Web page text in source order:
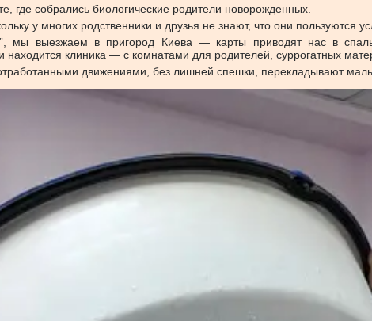
где собрались биологические родители новорожденных.
у многих родственники и друзья не знают, что они пользуются
мы выезжаем в пригород Киева — карты приводят нас в
находится клиника — с комнатами для родителей, суррогатных
движениями, без лишней спешки, перекладывают